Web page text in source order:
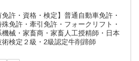
免許・資格・検定】普通自動車免許・
殊免許・牽引免許・フォークリフト・
機械・家畜商・家畜人工授精師・日本
術検定２級・2級認定牛削蹄師